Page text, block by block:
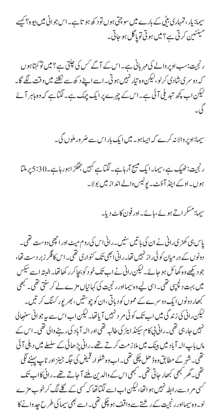
سیما: یار، تمہاری بیٹی کے بارے میں سوچتی ہوں تو دکھ ہوتا ہے۔ اس جوانی میں بیوہ؟ کیسے
مینٹین کرتی ہے؟ میں ہوتی تو پاگل ہو جاتی۔
رنجیت: سب اوپر والے کی مہربانی ہے۔ اس کے آگے کس کی چلتی ہے؟ میں تو کہتا ہوں
کہ دوسری شادی کر لو، لیکن وہ تیار نہیں ہوتی۔ اسے اپنے دکھ سے نکلنے میں وقت لگے گا۔
لیکن اب کچھ تبدیلی آئی ہے۔ اس کے چہرے پر ایک چمک ہے۔ لگتا ہے کہ وہ باہر آئے
گی۔
سیما: اوپر والا نہ کرے کہ ایسا ہو۔ میں ایک بار اس سے ضرور ملوں گی۔
رنجیت: ٹھیک ہے، سیما۔ ایک میسج آرہا ہے۔ لگتا ہے کہیں جھگڑا ہو رہا ہے۔ 5:30 پر ملتا
ہوں۔ اوکے اینڈ آؤٹ۔ پولیس والے انداز میں بولا۔
سیما: مسکراتے ہوئے، بائے۔ اور فون کاٹ دیا۔
پاس ہی کھڑی رانی نے ان کی باتیں سنیں۔ رانی اس کی روم میٹ اور اچھی دوست تھی۔
دونوں کے درمیان کوئی راز نہیں تھا۔ رانی ابھی تک کنواری تھی۔ اس کا فگر زبردست تھا،
جو دیکھے وہ گھائل ہوجائے۔ لیکن رانی نے اب تک خود کو بچا کر رکھا تھا۔ البتہ اسے سیکس
میں بہت دلچسپی تھی۔ اسی لیے وہ سیما اور رنجیت کی کہانیاں مزے لے کر سنتی تھی۔ کبھی
کبھار دونوں ایک دوسرے کے مموں کو دباتی ، ان کو چوستیں ، بھرپور کسنگ کرتیں ۔
لیکن رانی کی زندگی میں اب تک کوئی مرد نہیں آیا تھا۔ لیکن اب اس سے یہ جوانی سنبھالی
نہیں جا رہی تھی۔ رانی بی کام سیکنڈ ایئر کی طالبہ تھی اور الہ آباد کی رہنے والی تھی۔ اس کے
ماں باپ الہ آباد میں بینک میں ملازمت کرتے تھے۔ رانی پڑھائی کے سلسلے میں دہلی آئی
تھی۔ شہر کے مطابق وہ ڈھل چکی تھی۔ اب وہ شلوار قمیض کی جگہ جینز اور ٹاپ پہننے لگی
تھی۔ گھر کبھی کبھار جاتی تھی۔ کبھی اس کے والدین ملنے آجاتے تھے۔ رانی کا اب تک
کسی مرد سے رابطہ نہیں ہوا تھا، لیکن اب اسے لگتا تھا کہ کسی کے گلے لگ کر خوب مزے
لو۔ وہ سیما اور رنجیت کے رشتے سے واقف ہوچکی تھی۔ اسے بھی سیما کی طرح چدوانے کا